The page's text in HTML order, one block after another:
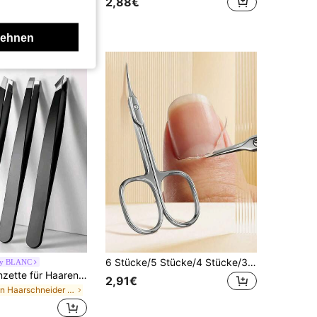
BLANC
Haus Hana Pinzette für Haarentfernung, professioneller Pinzettensatz, Mini-Pinzette zum Reisen, Pinzette für Gesichtshaar, Augenbrauenformen, Präzisions-Pinzette, beste Pinzette für empfindliche Haut
in Haarschneider und -entfernung für Frauen
6 Stücke/5 Stücke/4 Stücke/3 Stücke/2 Stücke/1 Stück Stücke/ tragbarer multifunktionaler Edelstahl-Nagelhautschneider, Maniküre-Set, Peeling-Schere, scharfes gebogenes Design, geeignet zum Trimmen von Augenbrauen, Nasenhaaren, Wimpern, Entfernen von abgestorbener Haut, Peeling-Hand- und Fußpflege-Schönheitswerkzeuge, Maniküre-Zubehör, unverzichtbar für Studenten zum Schulanfang im Wohnheim, Reise-Essentials, Maniküre-Salon-Must-Haves (3,0 mm Dicke, schärfer, bessere Benutzererfahrung)
2,91€